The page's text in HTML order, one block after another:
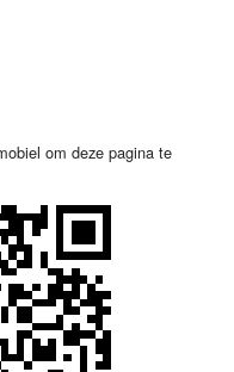
om deze pagina te